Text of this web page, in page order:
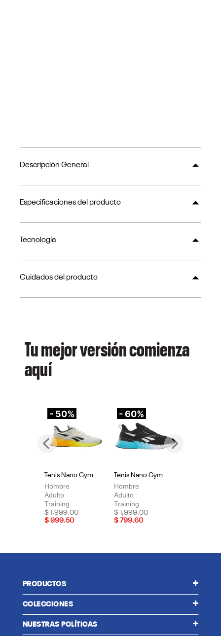
Descripción General
Especificaciones del producto
Tecnología
Cuidados del producto
Tu mejor versión comienza
aquí
- 50%
Tenis Nano Gym
Hombre
Adulto
Training
Price reduced from
$ 1,999.00to
$ 999.50
- 60%
Tenis Nano Gym
Hombre
Adulto
Training
Price reduced from
$ 1,999.00to
$ 799.60
Previous
PRODUCTOS
COLECCIONES
NUESTRAS POLÍTICAS